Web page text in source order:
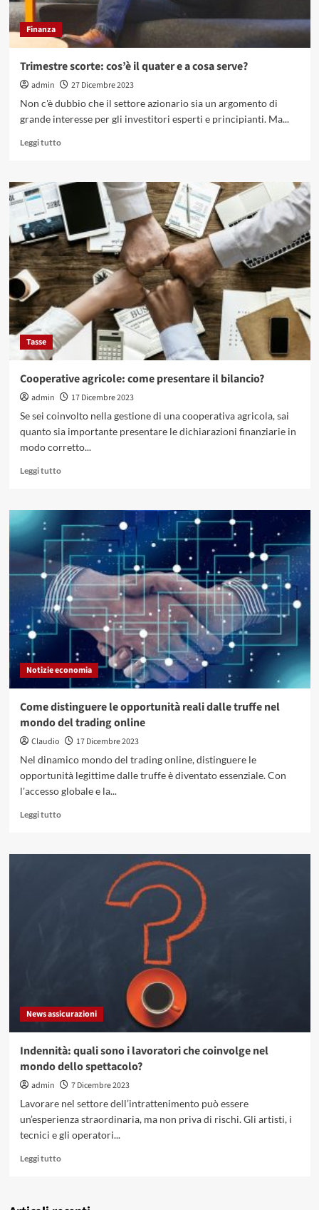
trasforma
l’agricoltura
Finanza
Trimestre scorte: cos’è il quater e a cosa serve?
admin
27 Dicembre 2023
Non c'è dubbio che il settore azionario sia un argomento di
grande interesse per gli investitori esperti e principianti. Ma...
Leggi tuttoLeggi
su
Trimestre
scorte:
cos’è
il
quater
e
a
cosa
serve?
Tasse
Cooperative agricole: come presentare il bilancio?
admin
17 Dicembre 2023
Se sei coinvolto nella gestione di una cooperativa agricola, sai
quanto sia importante presentare le dichiarazioni finanziarie in
modo corretto...
Leggi tuttoLeggi
su
Cooperative
agricole:
presentare
il
bilancio?
Notizie economia
Come distinguere le opportunità reali dalle truffe nel
mondo del trading online
Claudio
17 Dicembre 2023
Nel dinamico mondo del trading online, distinguere le
opportunità legittime dalle truffe è diventato essenziale. Con
l'accesso globale e la...
Leggi tuttoLeggi
su
opportunità
online
News assicurazioni
Indennità: quali sono i lavoratori che coinvolge nel
mondo dello spettacolo?
admin
7 Dicembre 2023
Lavorare nel settore dell’intrattenimento può essere
un’esperienza straordinaria, ma non priva di rischi. Gli artisti, i
tecnici e gli operatori...
Leggi tuttoLeggi